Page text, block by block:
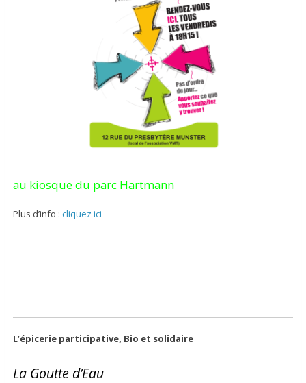
au kiosque du parc Hartmann
Plus d’info : cliquez ici
L’épicerie participative, Bio et solidaire
La Goutte d’Eau